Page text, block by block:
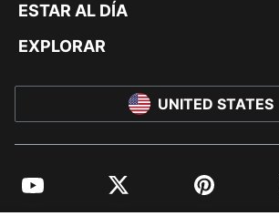
ESTAR AL DÍA
EXPLORAR
UNITED STATES
YouTube Twitter Pinterest